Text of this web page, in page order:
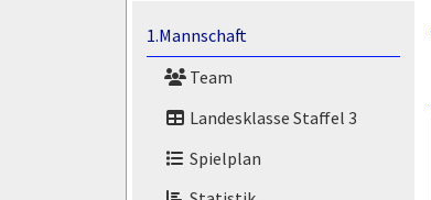
1.Mannschaft
Team
Landesklasse Staffel 3
Spielplan